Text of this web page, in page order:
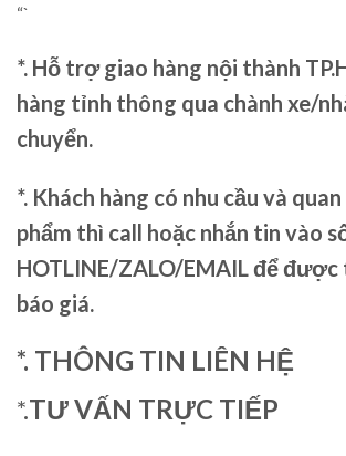
“`
*. Hỗ trợ giao hàng nội thành
hàng tỉnh thông qua chành xe/
chuyển.
*. Khách hàng có nhu cầu và
phẩm thì call hoặc nhắn tin vào
HOTLINE/ZALO/EMAIL để
báo giá.
*. THÔNG TIN LIÊN HỆ
*.TƯ VẤN TRỰC TIẾP